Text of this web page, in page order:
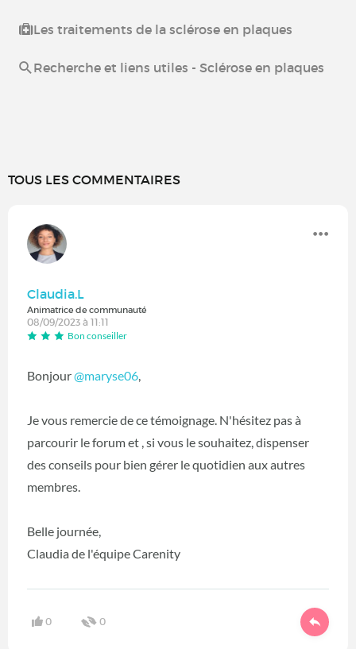
Les traitements de la sclérose en plaques
Recherche et liens utiles - Sclérose en plaques
TOUS LES COMMENTAIRES
Claudia.L
Animatrice de communauté
08/09/2023 à 11:11
Bon conseiller
Bonjour@maryse06,
Je vous remercie de ce témoignage. N'hésitez pas à
parcourir le forum et , si vous le souhaitez, dispenser
des conseils pour bien gérer le quotidien aux autres
membres.
Belle journée,
Claudia de l'équipe Carenity
0 0